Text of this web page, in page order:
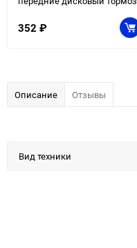
352 ₽
Описание Отзывы
Вид техники